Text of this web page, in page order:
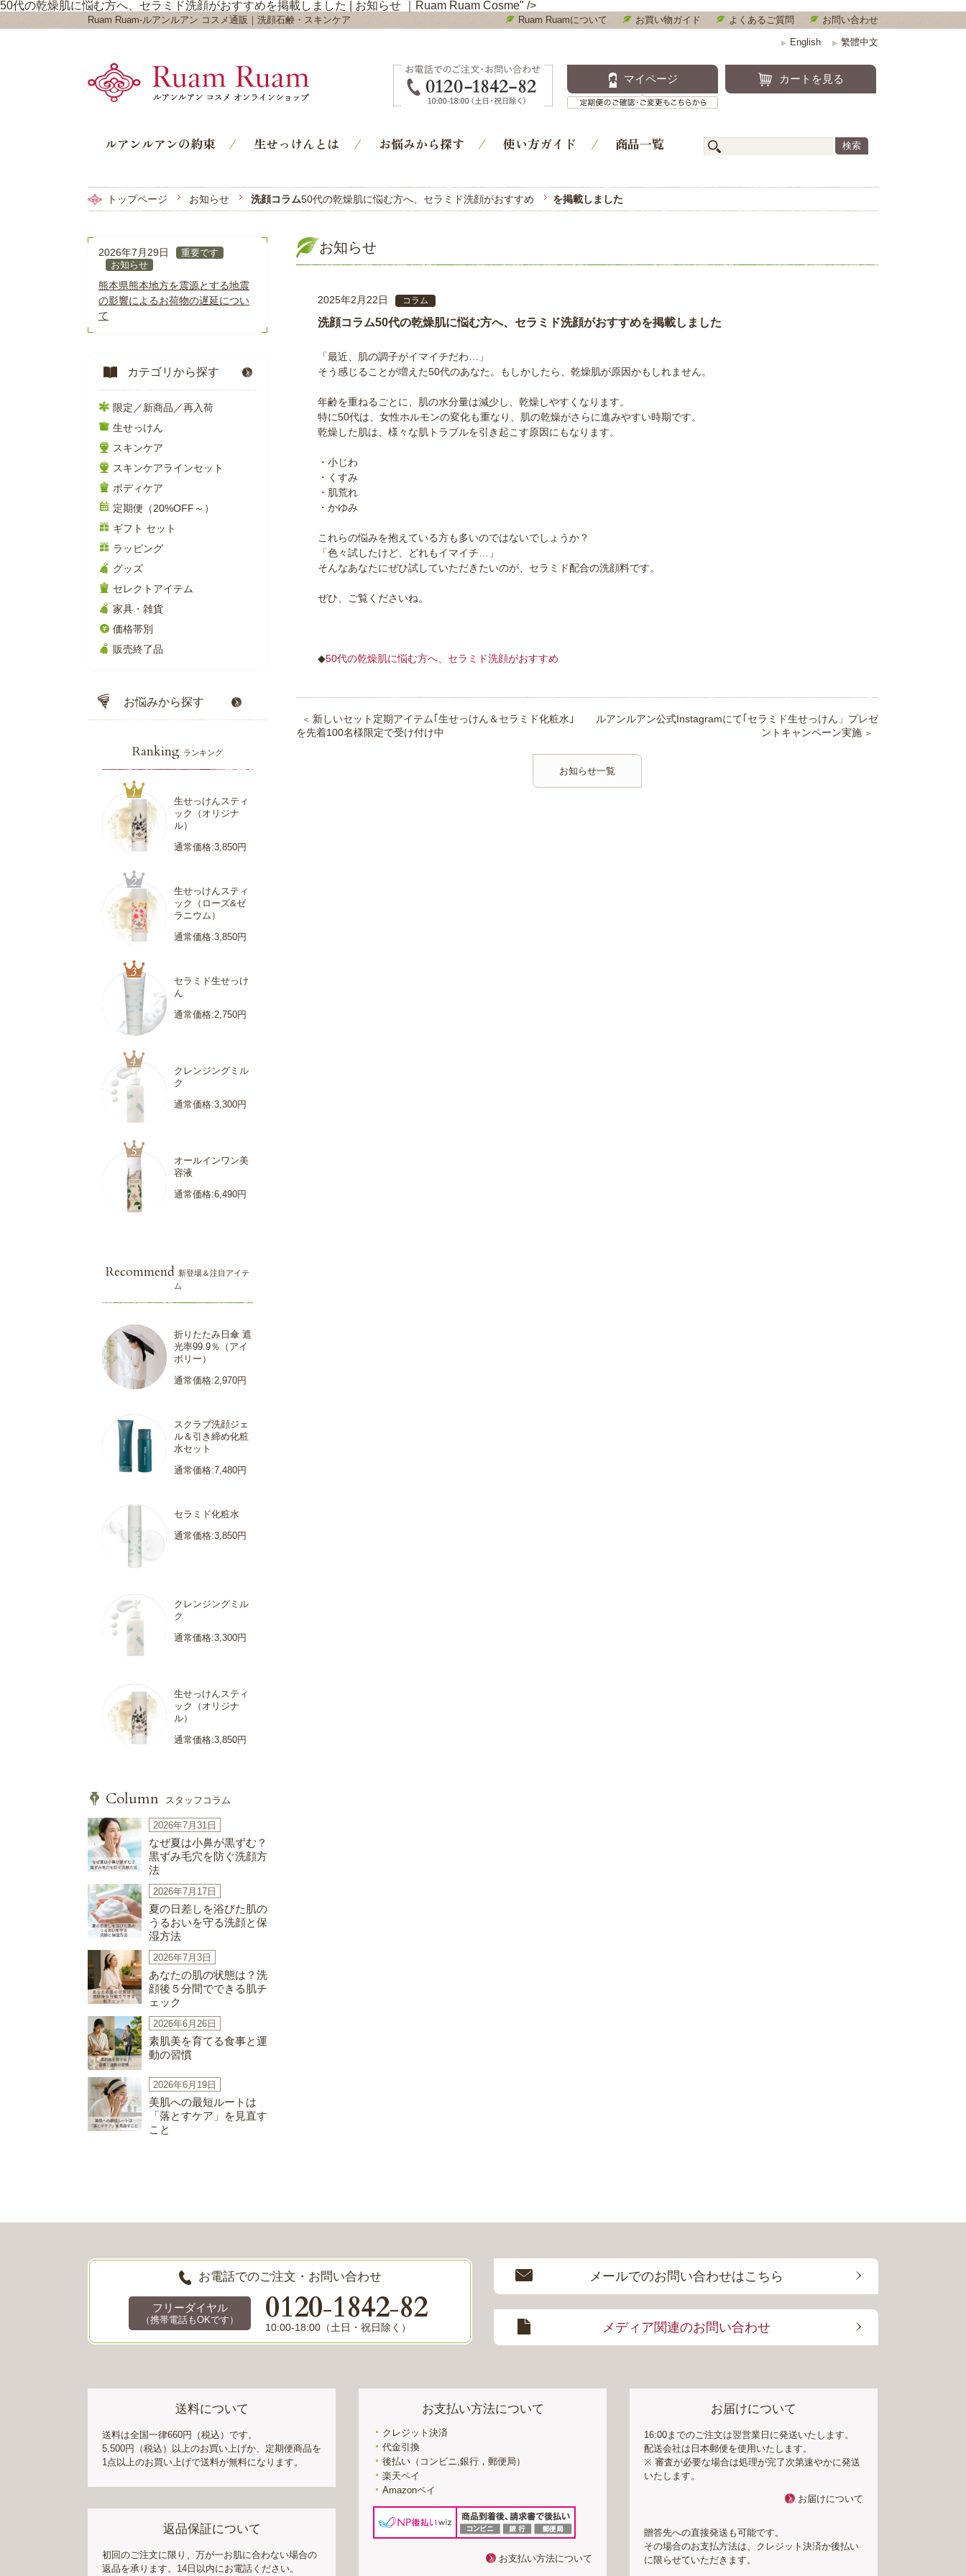
50代の乾燥肌に悩む方へ、セラミド洗顔がおすすめを掲載しました | お知らせ ｜Ruam Ruam Cosme" />
Ruam Ruam-ルアンルアン コスメ通販｜洗顔石鹸・スキンケア Ruam Ruamについて お買い物ガイド よくあるご質問 お問い合わせ
Ruam Ruam-ルアンルアン コスメ通販｜洗顔石鹸・スキンケア
マイページ
カートを見る
▶ English ▶ 繁體中文
ルアンルアンの約束 生せっけんとは お悩みから探す 使い方ガイド 商品一覧
トップページ お知らせ 洗顔コラム50代の乾燥肌に悩む方へ、セラミド洗顔がおすすめ を掲載しました
お知らせ
2025年2月22日 コラム
洗顔コラム50代の乾燥肌に悩む方へ、セラミド洗顔がおすすめを掲載しました
「最近、肌の調子がイマイチだわ…」
そう感じることが増えた50代のあなた。もしかしたら、乾燥肌が原因かもしれません。
年齢を重ねるごとに、肌の水分量は減少し、乾燥しやすくなります。
特に50代は、女性ホルモンの変化も重なり、肌の乾燥がさらに進みやすい時期です。
乾燥した肌は、様々な肌トラブルを引き起こす原因にもなります。
・小じわ
・くすみ
・肌荒れ
・かゆみ
これらの悩みを抱えている方も多いのではないでしょうか？
「色々試したけど、どれもイマイチ…」
そんなあなたにぜひ試していただきたいのが、セラミド配合の洗顔料です。
ぜひ、ご覧くださいね。
◆50代の乾燥肌に悩む方へ、セラミド洗顔がおすすめ
ルアンルアン公式Instagramにて｢セラミド生せっけん」プレゼ
ントキャンペーン実施
新しいセット定期アイテム｢生せっけん＆セラミド化粧水｣
を先着100名様限定で受け付け中
お知らせ一覧
2026年7月29日
重要です
お知らせ
熊本県熊本地方を震源とする地震
の影響によるお荷物の遅延につい
て
カテゴリから探す
限定／新商品／再入荷
生せっけん
スキンケア
スキンケアラインセット
ボディケア
定期便（20%OFF～）
ギフト セット
ラッピング
グッズ
セレクトアイテム
家具・雑貨
価格帯別
販売終了品
お悩みから探す
Ranking ランキング
生せっけんスティ
ック（オリジナ
ル）
通常価格:3,850円
生せっけんスティ
ック（ローズ&ゼ
ラニウム）
通常価格:3,850円
セラミド生せっけ
ん
通常価格:2,750円
クレンジングミル
ク
通常価格:3,300円
オールインワン美
容液
通常価格:6,490円
Recommend 新登場＆注目アイテ
ム
折りたたみ日傘 遮
光率99.9％（アイ
ボリー）
通常価格:2,970円
スクラブ洗顔ジェ
ル＆引き締め化粧
水セット
通常価格:7,480円
セラミド化粧水
通常価格:3,850円
クレンジングミル
ク
通常価格:3,300円
生せっけんスティ
ック（オリジナ
ル）
通常価格:3,850円
Column スタッフコラム
2026年7月31日
なぜ夏は小鼻が黒ずむ？
黒ずみ毛穴を防ぐ洗顔方
法
2026年7月17日
夏の日差しを浴びた肌の
うるおいを守る洗顔と保
湿方法
2026年7月3日
あなたの肌の状態は？洗
顔後５分間でできる肌チ
ェック
2026年6月26日
素肌美を育てる食事と運
動の習慣
2026年6月19日
美肌への最短ルートは
「落とすケア」を見直す
こと
お電話でのご注文・お問い合わせ
フリーダイヤル
（携帯電話もOKです） 0120-1842-82
10:00-18:00（土日・祝日除く）
メールでのお問い合わせはこちら
メディア関連のお問い合わせ
送料について
送料は全国一律660円（税込）です。
5,500円（税込）以上のお買い上げか、定期便商品を
1点以上のお買い上げで送料が無料になります。
返品保証について
初回のご注文に限り、万が一お肌に合わない場合の
返品を承ります。14日以内にお電話ください。
お支払い方法について
クレジット決済
代金引換
後払い（コンビニ,銀行，郵便局）
楽天ペイ
Amazonペイ
お支払い方法について
お届けについて
16:00までのご注文は翌営業日に発送いたします。
配送会社は日本郵便を使用いたします。
※ 審査が必要な場合は処理が完了次第速やかに発送
いたします。
お届けについて
贈答先への直接発送も可能です。
その場合のお支払方法は、クレジット決済か後払い
に限らせていただきます。